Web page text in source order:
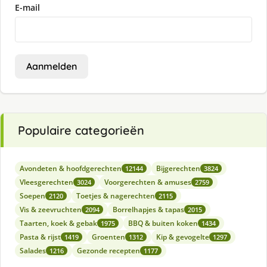
E-mail
Aanmelden
Populaire categorieën
Avondeten & hoofdgerechten 12144 Bijgerechten 3824
Vleesgerechten 3024 Voorgerechten & amuses 2759
Soepen 2120 Toetjes & nagerechten 2115
Vis & zeevruchten 2094 Borrelhapjes & tapas 2015
Taarten, koek & gebak 1975 BBQ & buiten koken 1434
Pasta & rijst 1419 Groenten 1312 Kip & gevogelte 1297
Salades 1216 Gezonde recepten 1177